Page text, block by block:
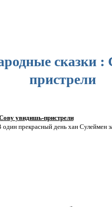
сказки
пристрели
увидишь-пристрели
один прекрасный день хан Сулеймен